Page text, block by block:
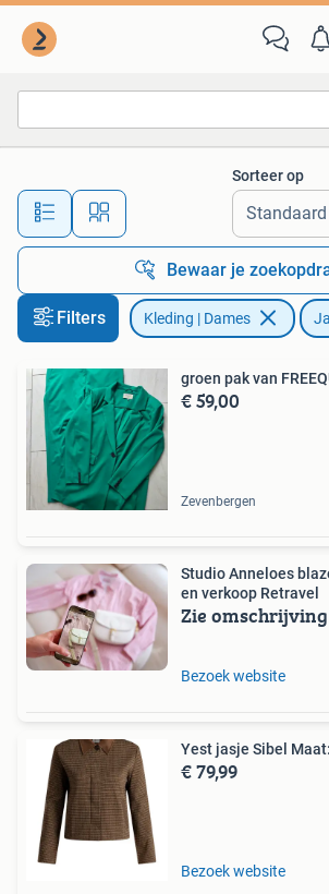
Alle afstanden…
Sorteer op
Bewaar je
Filters Kleding | Dames
groen pak van
€ 59,00
Zevenbergen
Studio Anneloes
en verkoop Retravel
Zie omschrijving
Bezoek website
Yest jasje Sibel Maat:
€ 79,99
Bezoek website